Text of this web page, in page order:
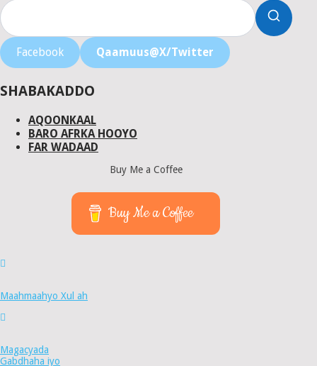
Facebook Qaamuus@X/Twitter
SHABAKADDO
AQOONKAAL
BARO AFRKA HOOYO
FAR WADAAD
Buy Me a Coffee
Buy Me a Coffee
Maahmaahyo Xul ah
Magacyada
Gabdhaha iyo